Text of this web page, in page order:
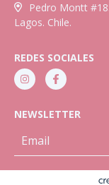
Pedro Montt
Lagos. Chile.
REDES SOCIALES
NEWSLETTER